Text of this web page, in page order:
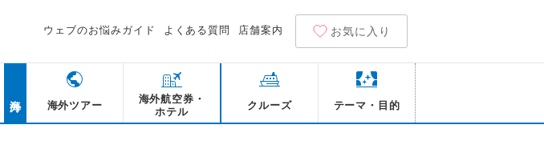
ウェブのお悩みガイド よくある質問 店舗案内 お気に入り
海外ツアー
海外航空券・
ホテル
クルーズ テーマ・目的